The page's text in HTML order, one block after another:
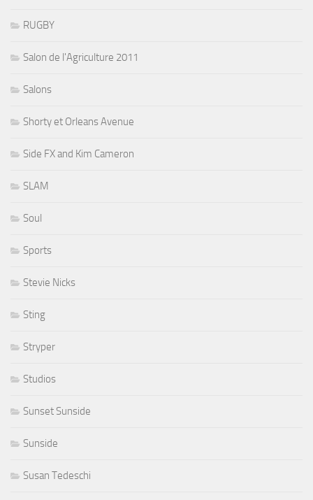
RUGBY
Salon de l'Agriculture 2011
Salons
Shorty et Orleans Avenue
Side FX and Kim Cameron
SLAM
Soul
Sports
Stevie Nicks
Sting
Stryper
Studios
Sunset Sunside
Sunside
Susan Tedeschi